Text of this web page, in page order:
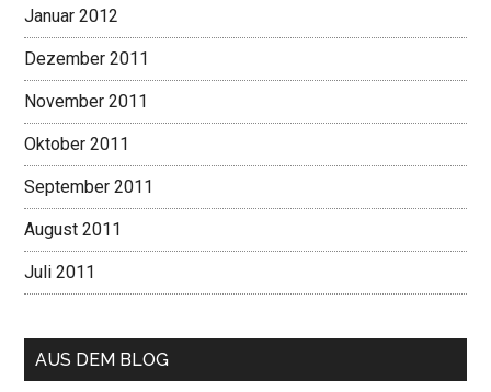
Januar 2012
Dezember 2011
November 2011
Oktober 2011
September 2011
August 2011
Juli 2011
AUS DEM BLOG